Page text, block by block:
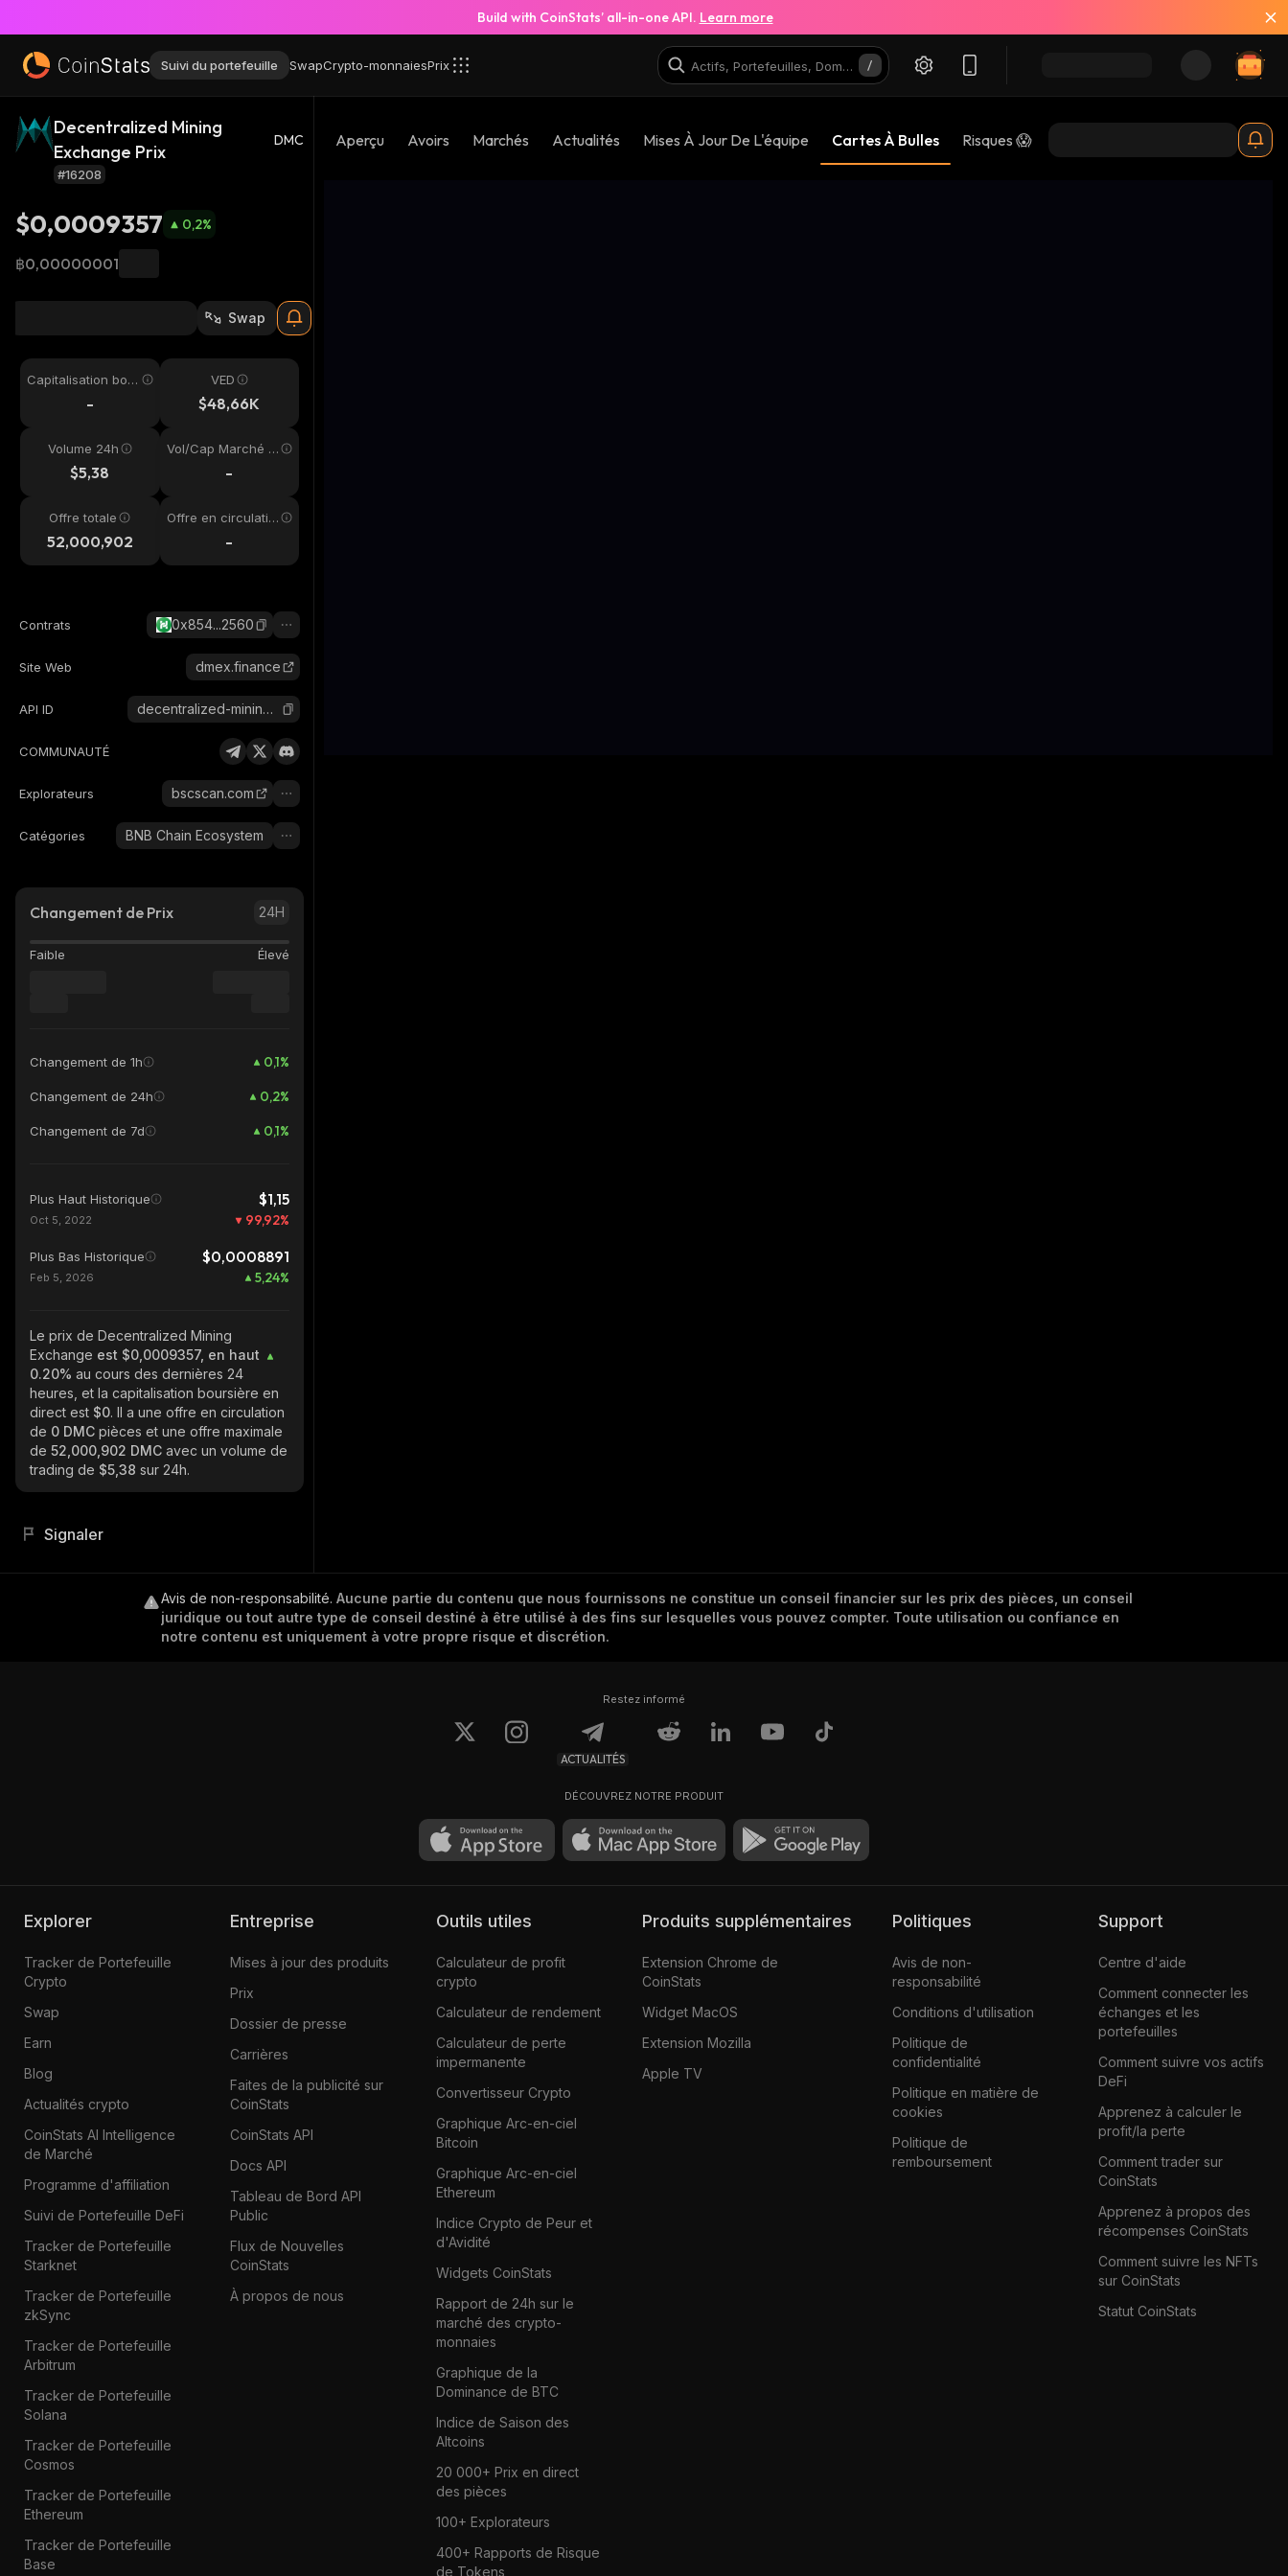
Build with CoinStats’ all-in-one API. Learn more
Suivi du portefeuille SwapCrypto-monnaiesPrix
Decentralized Mining
Exchange Prix
DMC
#16208
$0,0009357 0,2%
฿0,00000001
Swap
Capitalisation bou
-
VED
$48,66K
Volume 24h
$5,38
Vol/Cap Marché 2
-
Offre totale
52,000,902
Offre en circulatio
-
Contrats 0x854...2560
Site Web dmex.finance
API ID decentralized-mining-exchange
COMMUNAUTÉ
Explorateurs bscscan.com
Catégories BNB Chain Ecosystem
Changement de Prix 24H
Faible Élevé
Changement de 1h 0,1%
Changement de 24h 0,2%
Changement de 7d 0,1%
Plus Haut Historique $1,15
Oct 5, 2022 99,92%
Plus Bas Historique $0,0008891
Feb 5, 2026 5,24%
Le prix de Decentralized Mining
Exchange est $0,0009357, en haut
0.20% au cours des dernières 24
heures, et la capitalisation boursière en
direct est $0. Il a une offre en circulation
de 0 DMC pièces et une offre maximale
de 52,000,902 DMC avec un volume de
trading de $5,38 sur 24h.
Signaler
Aperçu Avoirs Marchés Actualités Mises À Jour De L'équipe Cartes À Bulles Risques 😱
Avis de non-responsabilité. Aucune partie du contenu que nous fournissons ne constitue un conseil financier sur les prix des pièces, un conseil
juridique ou tout autre type de conseil destiné à être utilisé à des fins sur lesquelles vous pouvez compter. Toute utilisation ou confiance en
notre contenu est uniquement à votre propre risque et discrétion.
Restez informé
ACTUALITÉS
DÉCOUVREZ NOTRE PRODUIT
Explorer
Tracker de Portefeuille
Crypto
Swap
Earn
Blog
Actualités crypto
CoinStats AI Intelligence
de Marché
Programme d'affiliation
Suivi de Portefeuille DeFi
Tracker de Portefeuille
Starknet
Tracker de Portefeuille
zkSync
Tracker de Portefeuille
Arbitrum
Tracker de Portefeuille
Solana
Tracker de Portefeuille
Cosmos
Tracker de Portefeuille
Ethereum
Tracker de Portefeuille
Base
Entreprise
Mises à jour des produits
Prix
Dossier de presse
Carrières
Faites de la publicité sur
CoinStats
CoinStats API
Docs API
Tableau de Bord API
Public
Flux de Nouvelles
CoinStats
À propos de nous
Outils utiles
Calculateur de profit
crypto
Calculateur de rendement
Calculateur de perte
impermanente
Convertisseur Crypto
Graphique Arc-en-ciel
Bitcoin
Graphique Arc-en-ciel
Ethereum
Indice Crypto de Peur et
d'Avidité
Widgets CoinStats
Rapport de 24h sur le
marché des crypto-
monnaies
Graphique de la
Dominance de BTC
Indice de Saison des
Altcoins
20 000+ Prix en direct
des pièces
100+ Explorateurs
400+ Rapports de Risque
de Tokens
Produits supplémentaires
Extension Chrome de
CoinStats
Widget MacOS
Extension Mozilla
Apple TV
Politiques
Avis de non-
responsabilité
Conditions d'utilisation
Politique de
confidentialité
Politique en matière de
cookies
Politique de
remboursement
Support
Centre d'aide
Comment connecter les
échanges et les
portefeuilles
Comment suivre vos actifs
DeFi
Apprenez à calculer le
profit/la perte
Comment trader sur
CoinStats
Apprenez à propos des
récompenses CoinStats
Comment suivre les NFTs
sur CoinStats
Statut CoinStats